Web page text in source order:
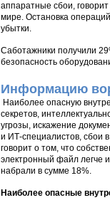
аппаратные сбои,
мире. Остановка
убытки.
Саботажники получили
безопасность
Информацию
Наиболее опасную
секретов,
угрозы, искажение
и ИТ-специалистов, сбои
говорит о том, что
электронный файл легче
набрали в сумме 18%.
Наиболее опасные